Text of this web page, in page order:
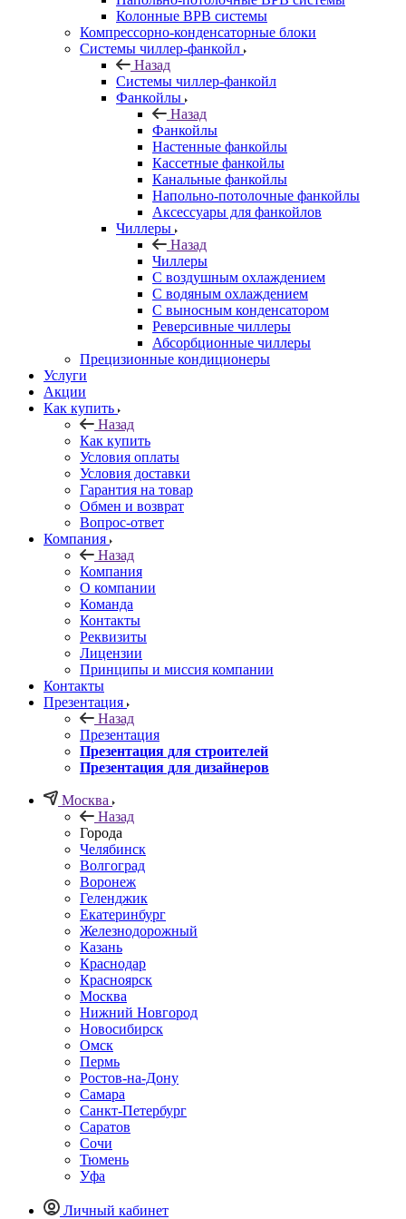
Колонные ВРВ системы
Компрессорно-конденсаторные блоки
Системы чиллер-фанкойл
Назад
Системы чиллер-фанкойл
Фанкойлы
Назад
Фанкойлы
Настенные фанкойлы
Кассетные фанкойлы
Канальные фанкойлы
Напольно-потолочные фанкойлы
Аксессуары для фанкойлов
Чиллеры
Назад
Чиллеры
С воздушным охлаждением
С водяным охлаждением
С выносным конденсатором
Реверсивные чиллеры
Абсорбционные чиллеры
Прецизионные кондиционеры
Услуги
Акции
Как купить
Назад
Как купить
Условия оплаты
Условия доставки
Гарантия на товар
Обмен и возврат
Вопрос-ответ
Компания
Назад
Компания
О компании
Команда
Контакты
Реквизиты
Лицензии
Принципы и миссия компании
Контакты
Презентация
Назад
Презентация
Презентация для строителей
Презентация для дизайнеров
Москва
Назад
Города
Челябинск
Волгоград
Воронеж
Геленджик
Екатеринбург
Железнодорожный
Казань
Краснодар
Красноярск
Москва
Нижний Новгород
Новосибирск
Омск
Пермь
Ростов-на-Дону
Самара
Санкт-Петербург
Саратов
Сочи
Тюмень
Уфа
Личный кабинет